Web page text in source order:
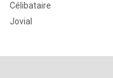
Célibataire
Jovial